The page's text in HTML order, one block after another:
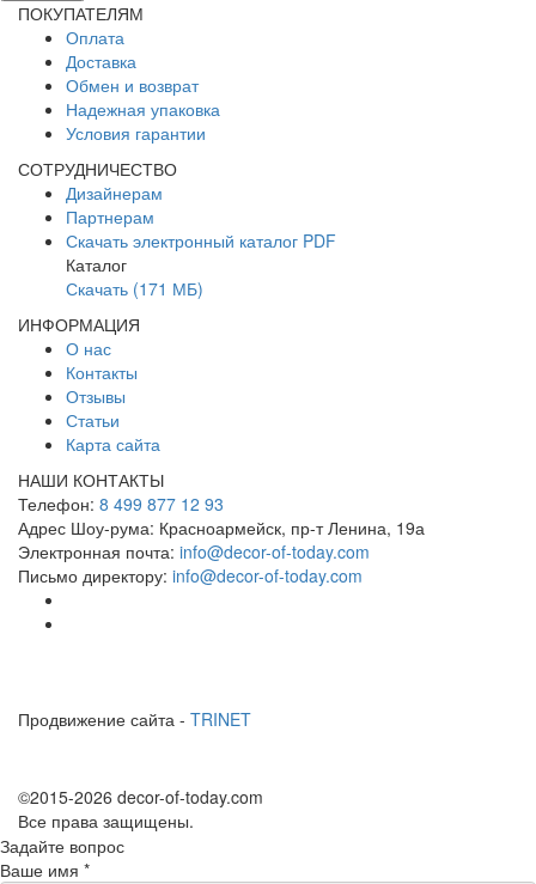
ПОКУПАТЕЛЯМ
Оплата
Доставка
Обмен и возврат
Надежная упаковка
Условия гарантии
СОТРУДНИЧЕСТВО
Дизайнерам
Партнерам
Скачать электронный каталог PDF
Каталог
Скачать (171 МБ)
ИНФОРМАЦИЯ
О нас
Контакты
Отзывы
Статьи
Карта сайта
НАШИ КОНТАКТЫ
Телефон: 8 499 877 12 93
Адрес Шоу-рума: Красноармейск, пр-т Ленина, 19а
Электронная почта: info@decor-of-today.com
Письмо директору: info@decor-of-today.com
Продвижение сайта - TRINET
©2015-2026 decor-of-today.com
Все права защищены.
Задайте вопрос
Ваше имя *